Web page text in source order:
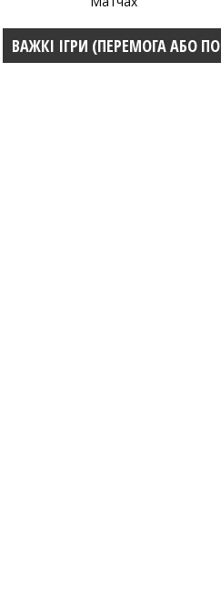
ВАЖКІ ІГРИ (ПЕРЕМОГА АБО